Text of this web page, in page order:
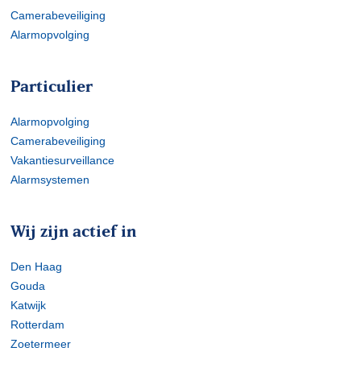
Camerabeveiliging
Alarmopvolging
Particulier
Alarmopvolging
Camerabeveiliging
Vakantiesurveillance
Alarmsystemen
Wij zijn actief in
Den Haag
Gouda
Katwijk
Rotterdam
Zoetermeer